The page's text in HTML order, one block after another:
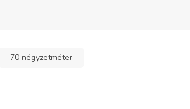
70 négyzetméter